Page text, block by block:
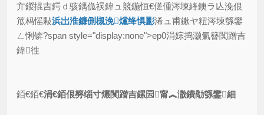
亣鍐掍吉鍔ｄ骇鍝佹祦鍏ュ競鍦恒€傞偅涔堜綘鐭ラ亾浼佷
笟杩愮敤浜岀淮鐮侀槻浼爣绛惧彲浠ュ甫鏉ヤ粈涔堜綔鐢
ㄥ悧锛?span style="display:none">ep0涓婃捣灏氭簮闃蹭吉
鍏徃
銆€銆€涓€銆佷簩缁寸爜闃蹭吉鏍囩甯︽潵鐨勪綔鐢細